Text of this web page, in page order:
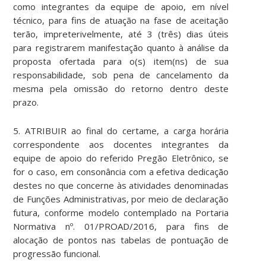
como integrantes da equipe de apoio, em nível
técnico, para fins de atuação na fase de aceitação
terão, impreterivelmente, até 3 (três) dias úteis
para registrarem manifestação quanto à análise da
proposta ofertada para o(s) item(ns) de sua
responsabilidade, sob pena de cancelamento da
mesma pela omissão do retorno dentro deste
prazo.
5. ATRIBUIR ao final do certame, a carga horária
correspondente aos docentes integrantes da
equipe de apoio do referido Pregão Eletrônico, se
for o caso, em consonância com a efetiva dedicação
destes no que concerne às atividades denominadas
de Funções Administrativas, por meio de declaração
futura, conforme modelo contemplado na Portaria
Normativa nº. 01/PROAD/2016, para fins de
alocação de pontos nas tabelas de pontuação de
progressão funcional.